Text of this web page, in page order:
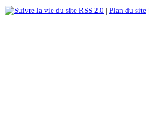
RSS 2.0 | Plan du site |